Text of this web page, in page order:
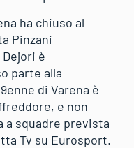
ha chiuso al
Pinzani
è
parte alla
di Varena è
e non
a squadre prevista
Tv su Eurosport.